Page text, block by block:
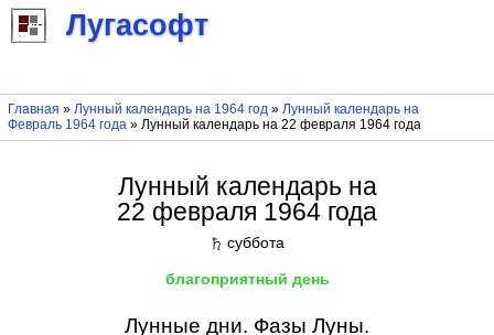
Лугасофт
Главная » Лунный календарь на 1964 год» Лунный календарь на
Февраль 1964 года» Лунный календарь на 22 февраля 1964 года
Лунный календарь на
22 февраля 1964 года
♄ суббота
благоприятный день
Лунные дни. Фазы Луны.